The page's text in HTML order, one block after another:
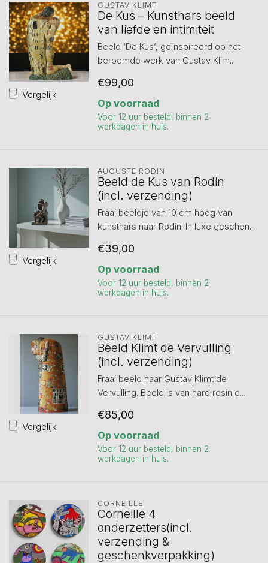
Vergelijk
GUSTAV KLIMT
De Kus – Kunsthars beeld
van liefde en intimiteit
Beeld ‘De Kus’, geïnspireerd op het
beroemde werk van Gustav Klim...
€99,00
Op voorraad
Voor 12 uur besteld, binnen 2
werkdagen in huis.
Vergelijk
AUGUSTE RODIN
Beeld de Kus van Rodin
(incl. verzending)
Fraai beeldje van 10 cm hoog van
kunsthars naar Rodin. In luxe geschen...
€39,00
Op voorraad
Voor 12 uur besteld, binnen 2
werkdagen in huis.
Vergelijk
GUSTAV KLIMT
Beeld Klimt de Vervulling
(incl. verzending)
Fraai beeld naar Gustav Klimt de
Vervulling. Beeld is van hard resin e...
€85,00
Op voorraad
Voor 12 uur besteld, binnen 2
werkdagen in huis.
CORNEILLE
Corneille 4
onderzetters(incl.
verzending &
geschenkverpakking)